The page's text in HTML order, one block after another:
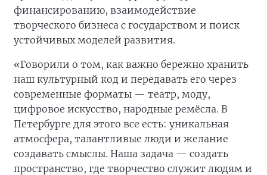
финансированию, взаимодействие
творческого бизнеса с государством и поиск
устойчивых моделей развития.
«Говорили о том, как важно бережно хранить
наш культурный код и передавать его через
современные форматы — театр, моду,
цифровое искусство, народные ремёсла. В
Петербурге для этого все есть: уникальная
атмосфера, талантливые люди и желание
создавать смыслы. Наша задача — создать
пространство, где творчество служит людям и